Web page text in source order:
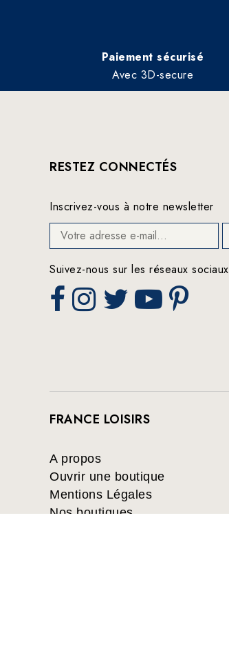
Paiement sécurisé
Avec 3D-secure
RESTEZ CONNECTÉS
Inscrivez-vous à notre newsletter
Suivez-nous sur les réseaux sociaux
FRANCE LOISIRS
A propos
Ouvrir une boutique
Mentions Légales
Nos boutiques